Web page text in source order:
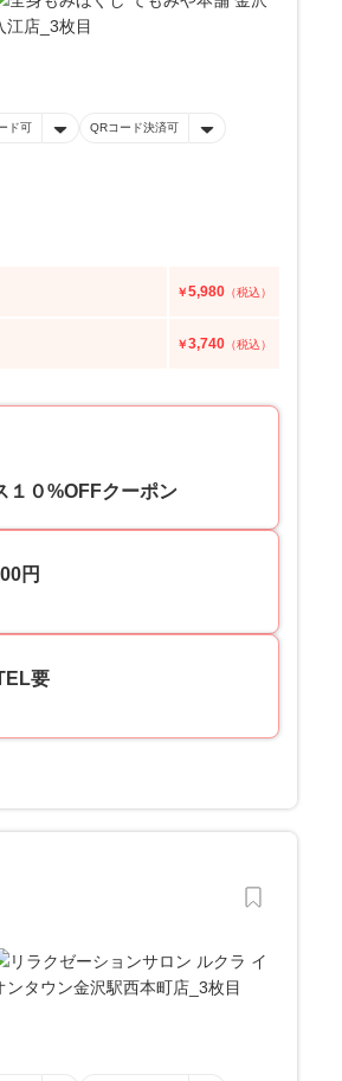
ド可 QRコード決済可
￥5,980 （税込）
￥3,740 （税込）
０%OFFクーポン
円
要